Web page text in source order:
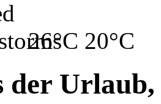
26°C 20°C
der Urlaub,